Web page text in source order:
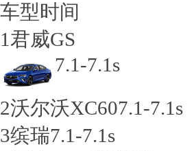
车型时间
1君威GS
7.1-7.1s
2沃尔沃XC607.1-7.1s
3缤瑞7.1-7.1s